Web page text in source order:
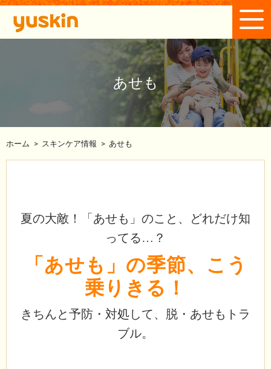
あせも
ホーム > スキンケア情報 > あせも
夏の大敵！「あせも」のこと、どれだけ知
ってる…？
「あせも」の季節、こう
乗りきる！
きちんと予防・対処して、脱・あせもトラ
ブル。